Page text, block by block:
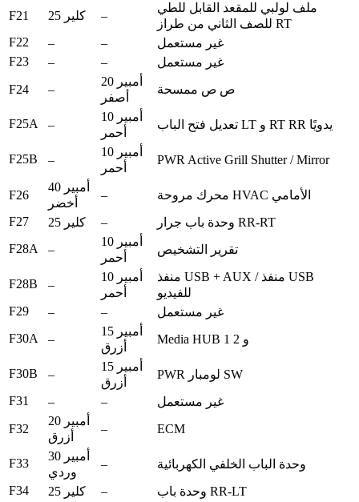
F21 25 كلير –
ملف لولبي للمقعد القابل للطي
للصف الثاني من طراز RT
F22
– –
غير مستعمل
F23
– –
غير مستعمل
F24
–
20 أمبير
أصفر
ص ص ممسحة
F25A –
10 أمبير
أحمر
تعديل فتح الباب LT و RT RR يدويًا
F25B –
10 أمبير
أحمر
PWR Active Grill Shutter / Mirror
F26
40 أمبير
أخضر
–
محرك مروحة HVAC الأمامي
F27
25 كلير –
وحدة باب جرار RR-RT
F28A
–
10 أمبير
أحمر
تقرير التشخيص
F28B –
10 أمبير
أحمر
منفذ USB + AUX / منفذ USB
للفيديو
F29
– –
غير مستعمل
F30A
–
15 أمبير
أزرق
Media HUB 1 و 2
F30B –
15 أمبير
أزرق
PWR لومبار SW
F31
– –
غير مستعمل
F32
20 أمبير
أزرق
– ECM
F33
30 أمبير
وردي
–
وحدة الباب الخلفي الكهربائية
F34
25 كلير –
وحدة باب RR-LT